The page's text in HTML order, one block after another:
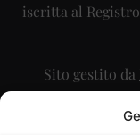
iscritta al
Sito gestito da